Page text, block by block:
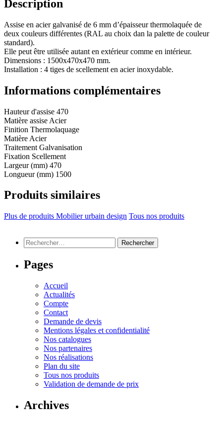
Description
Assise en acier galvanisé de 6 mm d’épaisseur thermolaquée de
deux couleurs différentes (RAL au choix dan la palette de couleur
standard).
Elle peut être utilisée autant en extérieur comme en intérieur.
Dimensions : 1500x470x470 mm.
Installation : 4 tiges de scellement en acier inoxydable.
Informations complémentaires
Hauteur d'assise 470
Matière assise Acier
Finition Thermolaquage
Matière Acier
Traitement Galvanisation
Fixation Scellement
Largeur (mm) 470
Longueur (mm) 1500
Produits similaires
Plus de produits Mobilier urbain design Tous nos produits
Rechercher :
Pages
Accueil
Actualités
Compte
Contact
Demande de devis
Mentions légales et confidentialité
Nos catalogues
Nos partenaires
Nos réalisations
Plan du site
Tous nos produits
Validation de demande de prix
Archives